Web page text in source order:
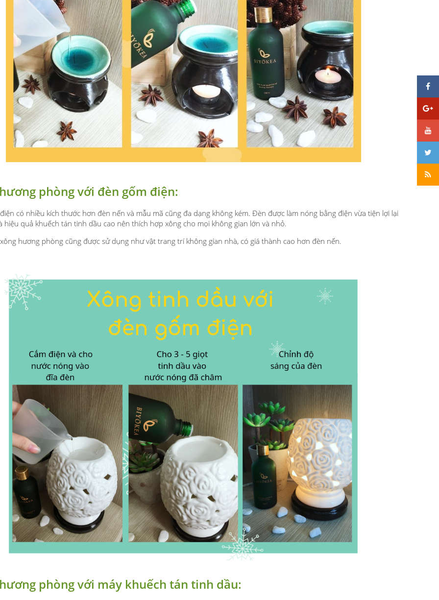
phòng với đèn gốm điện:
có nhiều kích thước hơn đèn nến và mẫu mã cũng đa dạng không kém. Đèn được làm nóng bằng điện vừa tiện lợi lại
hiệu quả khuếch tán tinh dầu cao nên thích hợp xông cho mọi không gian lớn và nhỏ.
hương phòng cũng được sử dụng như vật trang trí không gian nhà, có giá thành cao hơn đèn nến.
phòng với máy khuếch tán tinh dầu: